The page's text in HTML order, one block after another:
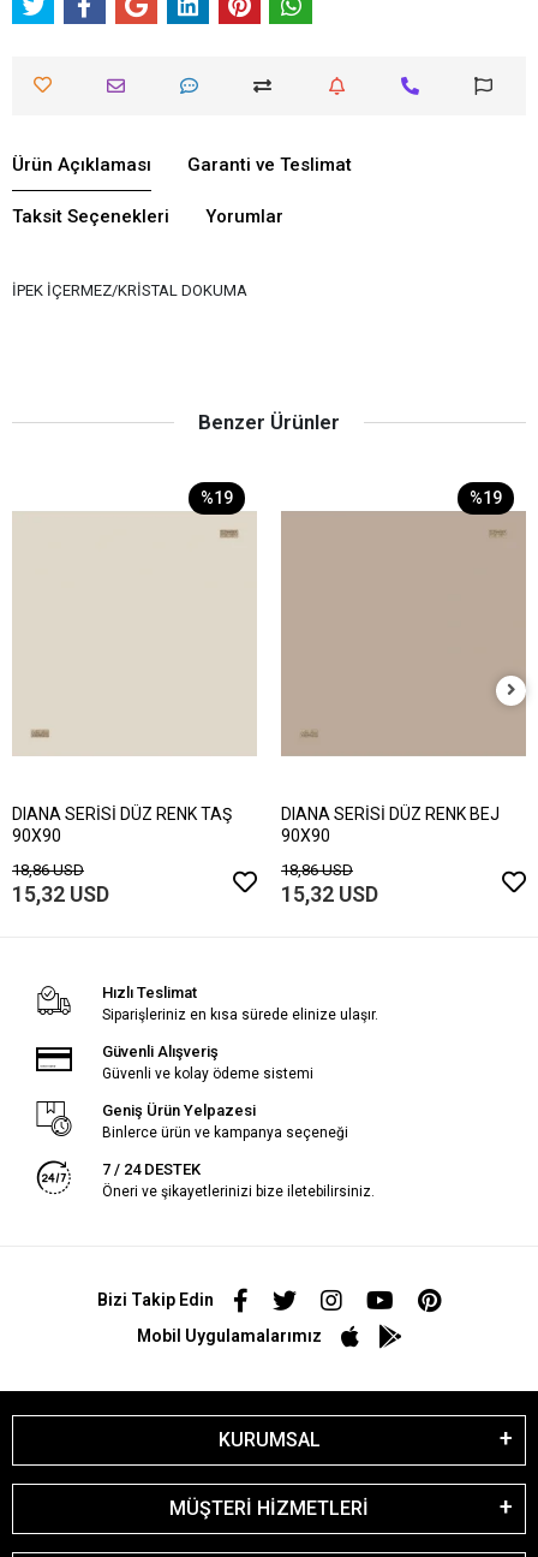
Ürün Açıklaması Garanti ve Teslimat
Taksit Seçenekleri Yorumlar
İPEK İÇERMEZ/KRİSTAL DOKUMA
Benzer Ürünler
%19
DIANA SERİSİ DÜZ RENK TAŞ
90X90
18,86 USD
15,32 USD
%19
DIANA SERİSİ DÜZ RENK BEJ
90X90
18,86 USD
15,32 USD
Hızlı Teslimat
Siparişleriniz en kısa sürede elinize ulaşır.
Güvenli Alışveriş
Güvenli ve kolay ödeme sistemi
Geniş Ürün Yelpazesi
Binlerce ürün ve kampanya seçeneği
7 / 24 DESTEK
Öneri ve şikayetlerinizi bize iletebilirsiniz.
Bizi Takip Edin
Mobil Uygulamalarımız
KURUMSAL
MÜŞTERİ HİZMETLERİ